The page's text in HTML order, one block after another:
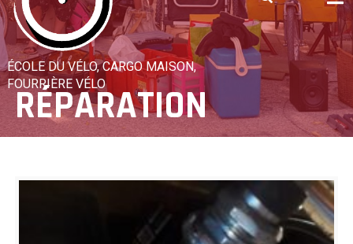
ÉCOLE DU VÉLO, CARGO MAISON,
FOURRIÈRE VÉLO
RÉPARATION